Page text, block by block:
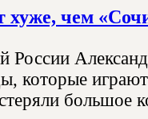
хуже, чем
которые
большое